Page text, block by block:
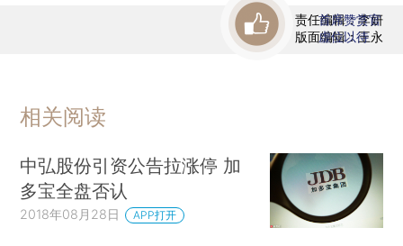
责任编辑：李妍
版面编辑：王永
首席赞赏官
虚位以待
相关阅读
中弘股份引资公告拉涨停 加
多宝全盘否认
2018年08月28日 APP打开